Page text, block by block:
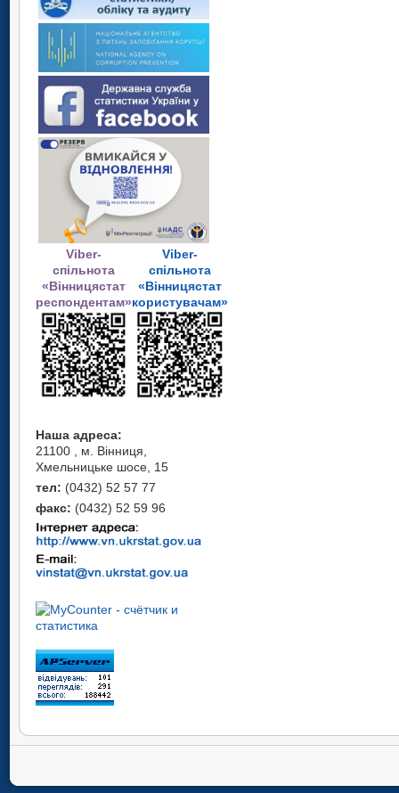
Viber-
спільнота
«Вінницястат
респондентам»
Viber-
спільнота
«Вінницястат
користувачам»
Наша адреса:
21100 , м. Вінниця,
Хмельницьке шосе, 15
тел: (0432) 52 57 77
факс: (0432) 52 59 96